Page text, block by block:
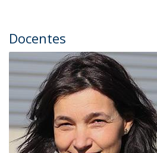
Docentes